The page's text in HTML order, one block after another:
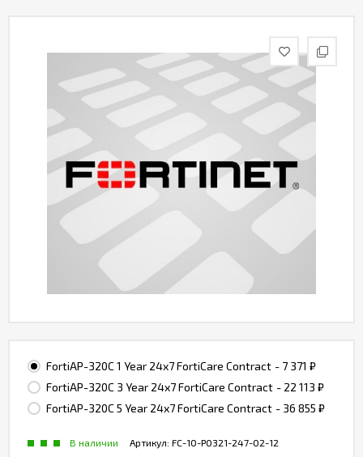
FortiAP-320C 1 Year 24x7 FortiCare Contract - 7 371 ₽
FortiAP-320C 3 Year 24x7 FortiCare Contract - 22 113 ₽
FortiAP-320C 5 Year 24x7 FortiCare Contract - 36 855 ₽
Артикул: FC-10-P0321-247-02-12
В наличии